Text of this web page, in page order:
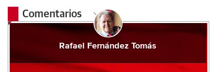
Comentarios
Rafael Fernández Tomás